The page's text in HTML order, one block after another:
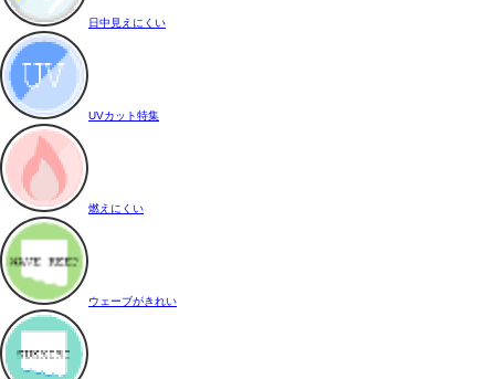
日中見えにくい
UVカット特集
燃えにくい
ウェーブがきれい